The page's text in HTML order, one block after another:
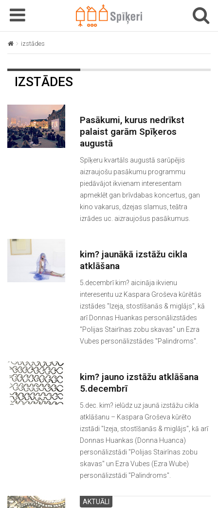
T
o
g
e
v
i
g
a
T
e
izstādes
IZSTĀDES
Pasākumi, kurus nedrīkst
palaist garām Spīķeros
augustā
Spīķeru kvartāls augustā sarūpējis
aizraujošu pasākumu programmu
piedāvājot ikvienam interesentam
apmeklēt gan brīvdabas koncertus, gan
kino vakarus, dzejas slamus, teātra
izrādes uc. aizraujošus pasākumus.
kim? jaunākā izstāžu cikla
atklāšana
5.decembrī kim? aicināja ikvienu
interesentu uz Kaspara Groševa kūrētās
izstādes "Izeja, stostīšanās & miglājs", kā
arī Donnas Huankas personālizstādes
"Polijas Stairīnas zobu skavas" un Ezra
Vubes personālizstādes "Palindroms".
kim? jauno izstāžu atklāšana
5.decembrī
5.dec. kim? ielūdz uz jaunā izstāžu cikla
atklāšanu – Kaspara Groševa kūrēto
izstādi "Izeja, stostīšanās & miglājs", kā arī
Donnas Huankas (Donna Huanca)
personālizstādi "Polijas Stairīnas zobu
skavas" un Ezra Vubes (Ezra Wube)
personālizstādi "Palindroms".
AKTUĀLI